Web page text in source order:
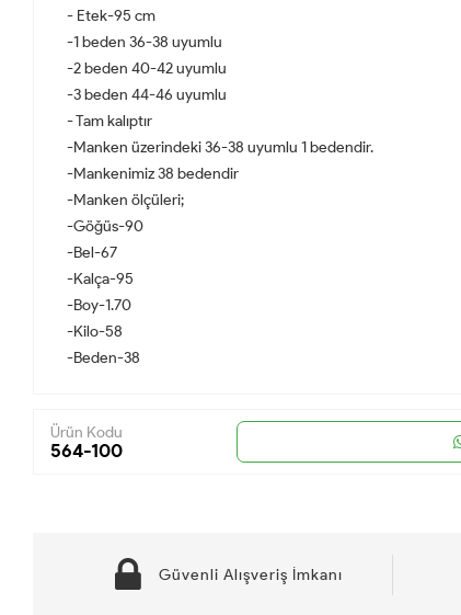
- Etek-95 cm
-1 beden 36-38 uyumlu
-2 beden 40-42 uyumlu
-3 beden 44-46 uyumlu
- Tam kalıptır
-Manken üzerindeki 36-38 uyumlu 1 bedendir.
-Mankenimiz 38 bedendir
-Manken ölçüleri;
-Göğüs-90
-Bel-67
-Kalça-95
-Boy-1.70
-Kilo-58
-Beden-38
Ürün Kodu
564-100
Güvenli Alışveriş İmkanı